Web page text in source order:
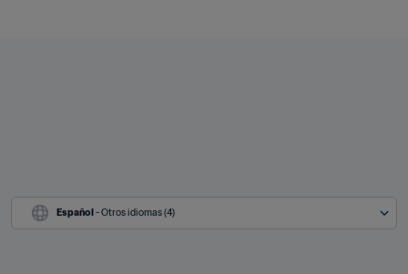
Español - Otros idiomas (4)